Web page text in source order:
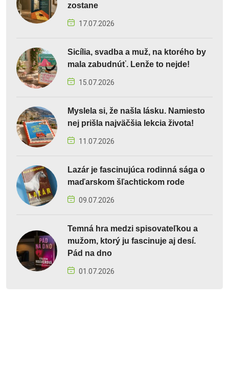
zostane
17.07.2026
Sicília, svadba a muž, na ktorého by
mala zabudnúť. Lenže to nejde!
15.07.2026
Myslela si, že našla lásku. Namiesto
nej prišla najväčšia lekcia života!
11.07.2026
Lazár je fascinujúca rodinná sága o
maďarskom šľachtickom rode
09.07.2026
Temná hra medzi spisovateľkou a
mužom, ktorý ju fascinuje aj desí.
Pád na dno
01.07.2026